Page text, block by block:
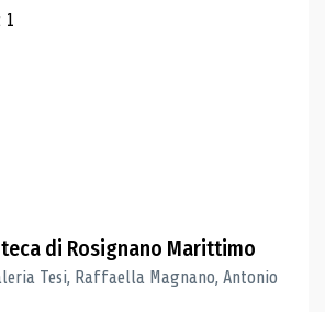
ricerca
1
di Rosignano Marittimo
Tesi, Raffaella Magnano, Antonio